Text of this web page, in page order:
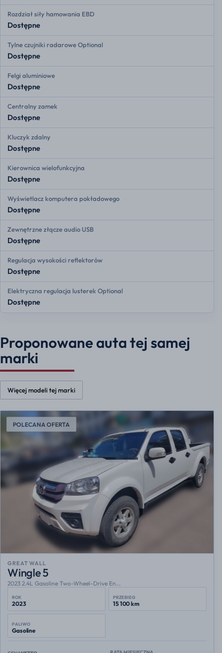
Rozdział siły hamowania EBD
Dostępne
Tylne czujniki radarowe Optional
Dostępne
Felgi aluminiowe
Dostępne
Centralny zamek
Dostępne
Kluczyk zdalny
Dostępne
Kierownica wielofunkcyjna
Dostępne
Wyświetlacz komputera pokładowego
Dostępne
Zewnętrzne złącze audio USB
Dostępne
Regulacja wysokości reflektorów
Dostępne
Elektryczna regulacja lusterek Optional
Dostępne
Proponowane auta tej samej
marki
Więcej modeli tej marki
POLECANA OFERTA
GREAT WALL
Wingle 5
2023 2.4L Gasoline Two-Wheel-Drive En...
ROK
2023
PRZEBIEG
15 100 km
PALIWO
Gasoline